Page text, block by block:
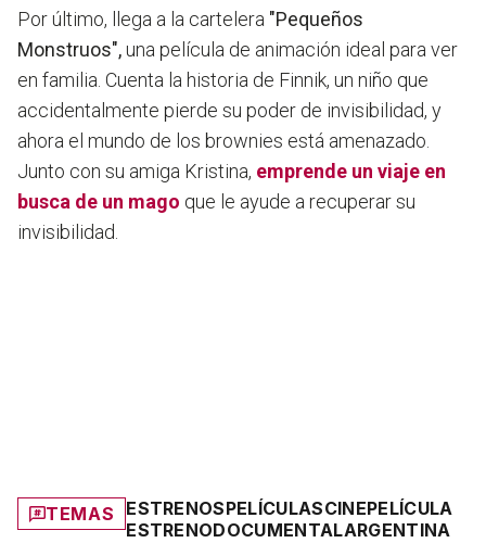
Por último, llega a la cartelera "Pequeños
Monstruos",una película de animación ideal para ver
en familia. Cuenta la historia de Finnik, un niño que
accidentalmente pierde su poder de invisibilidad, y
ahora el mundo de los brownies está amenazado.
Junto con su amiga Kristina, emprende un viaje en
busca de un mago que le ayude a recuperar su
invisibilidad.
TEMAS ESTRENOSPELÍCULASCINEPELÍCULA
ESTRENODOCUMENTALARGENTINA